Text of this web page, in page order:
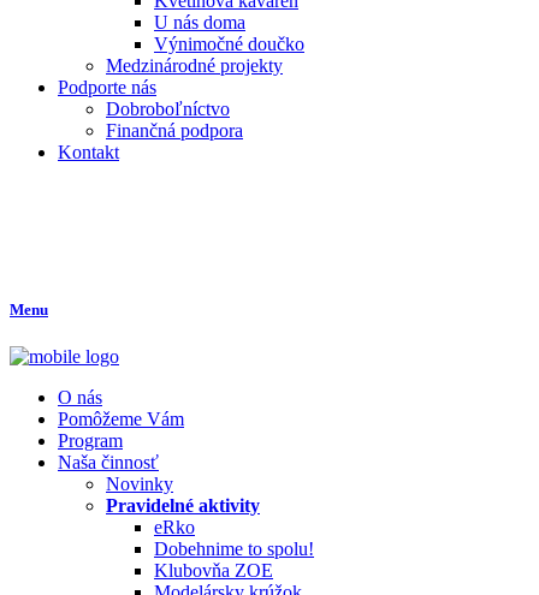
U nás doma
Výnimočné doučko
Medzinárodné projekty
Podporte nás
Dobroboľníctvo
Finančná podpora
Kontakt
Menu
O nás
Pomôžeme Vám
Program
Naša činnosť
Novinky
Pravidelné aktivity
eRko
Dobehnime to spolu!
Klubovňa ZOE